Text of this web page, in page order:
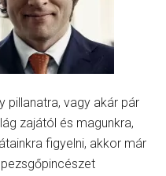
pillanatra, vagy akár pár
zajától és magunkra,
figyelni, akkor már